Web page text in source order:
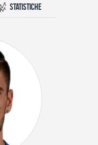
Statistiche